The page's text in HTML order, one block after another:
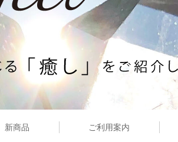
新商品 ご利用案内